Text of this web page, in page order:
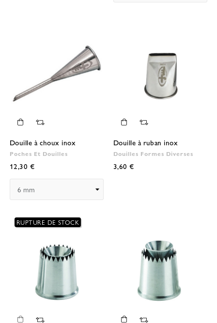
Douille à choux inox
Poches Et Douilles
12,30 €
Douille à ruban inox
Douilles Formes Diverses
3,60 €
RUPTURE DE STOCK